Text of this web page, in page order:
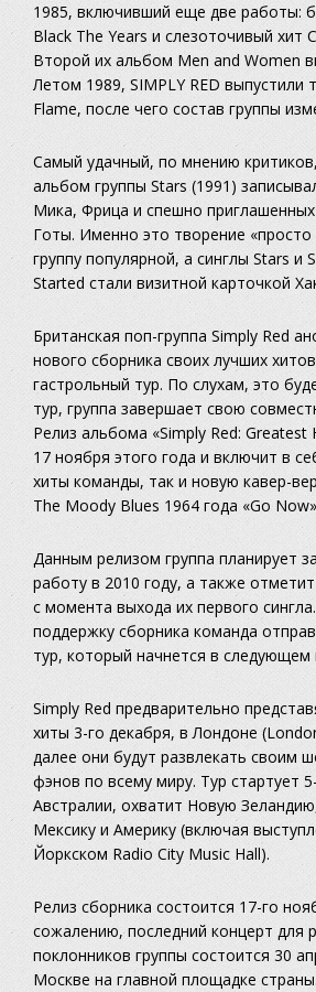
1985, включивший еще две работы:
Black The Years и слезоточивый хит
Второй их альбом Men and Women
Летом 1989, SIMPLY RED выпустили
Flame, после чего состав группы
Самый удачный, по мнению
альбом группы Stars (1991)
Мика, Фрица и спешно
Готы. Именно это творение
группу популярной, а синглы Stars и
Started стали визитной карточкой
Британская поп-группа Simply Red
нового сборника своих лучших
гастрольный тур. По слухам, это
тур, группа завершает свою
Релиз альбома «Simply Red: Greatest
17 ноября этого года и включит в
хиты команды, так и новую кавер-
The Moody Blues 1964 года «Go
Данным релизом группа планирует
работу в 2010 году, а также
с момента выхода их первого
поддержку сборника команда
тур, который начнется в следующем
Simply Red предварительно
хиты 3-го декабря, в Лондоне
далее они будут развлекать своим
фэнов по всему миру. Тур стартует
Австралии, охватит Новую
Мексику и Америку (включая
Йоркском Radio City Music Hall).
Релиз сборника состоится 17-го
сожалению, последний концерт для
поклонников группы состоится 30
Москве на главной площадке страны.